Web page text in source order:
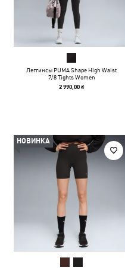
Леггинсы PUMA Shape High Waist
7/8 Tights Women
2 990,00 ₴
НОВИНКА